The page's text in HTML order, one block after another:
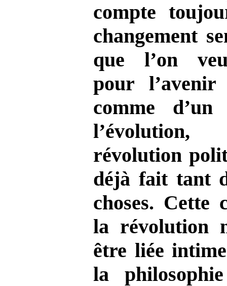
compte
changement
que l’on
pour
comme
révolution
déjà fait tant
choses. Cette
la révolution
être liée
la